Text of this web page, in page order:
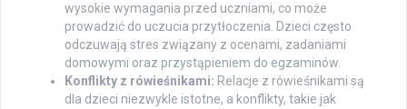
wysokie wymagania przed uczniami, co może
prowadzić do uczucia przytłoczenia. Dzieci często
odczuwają stres związany z ocenami, zadaniami
domowymi oraz przystąpieniem do egzaminów.
Konflikty z rówieśnikami: Relacje z rówieśnikami są
dla dzieci niezwykle istotne, a konflikty, takie jak